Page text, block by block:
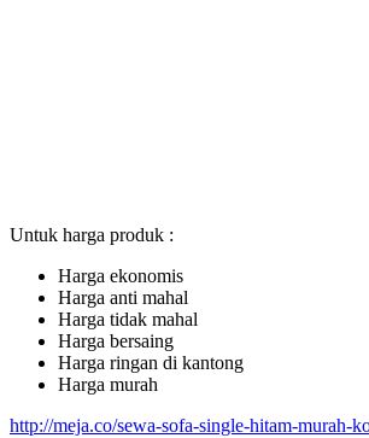
Untuk harga produk :
Harga ekonomis
Harga anti mahal
Harga tidak mahal
Harga bersaing
Harga ringan di kantong
Harga murah
http://meja.co/sewa-sofa-single-hitam-murah-